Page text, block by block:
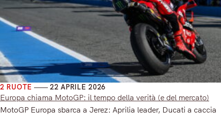
2 RUOTE 22 APRILE 2026
Europa chiama MotoGP: il tempo della verità (e del mercato)
MotoGP Europa sbarca a Jerez: Aprilia leader, Ducati a caccia